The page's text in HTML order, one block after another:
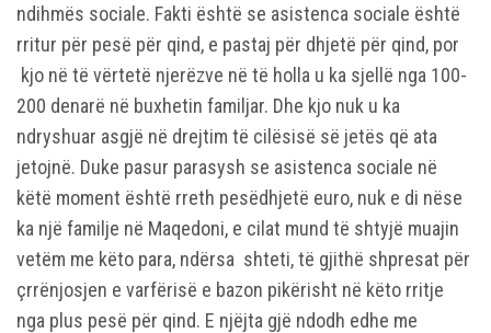
ndihmës sociale. Fakti është se asistenca sociale është
rritur për pesë për qind, e pastaj për dhjetë për qind, por
kjo në të vërtetë njerëzve në të holla u ka sjellë nga 100-
200 denarë në buxhetin familjar. Dhe kjo nuk u ka
ndryshuar asgjë në drejtim të cilësisë së jetës që ata
jetojnë. Duke pasur parasysh se asistenca sociale në
këtë moment është rreth pesëdhjetë euro, nuk e di nëse
ka një familje në Maqedoni, e cilat mund të shtyjë muajin
vetëm me këto para, ndërsa shteti, të gjithë shpresat për
çrrënjosjen e varfërisë e bazon pikërisht në këto rritje
nga plus pesë për qind. E njëjta gjë ndodh edhe me